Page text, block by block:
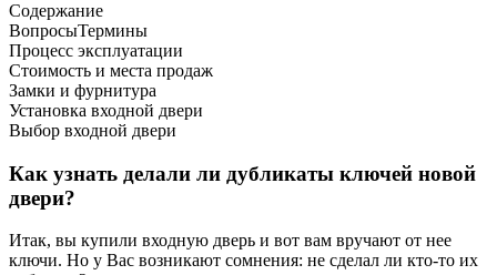
Содержание
ВопросыТермины
Процесс эксплуатации
Стоимость и места продаж
Замки и фурнитура
Установка входной двери
Выбор входной двери
Как узнать делали ли дубликаты ключей новой
двери?
Итак, вы купили входную дверь и вот вам вручают от нее
ключи. Но у Вас возникают сомнения: не сделал ли кто-то их